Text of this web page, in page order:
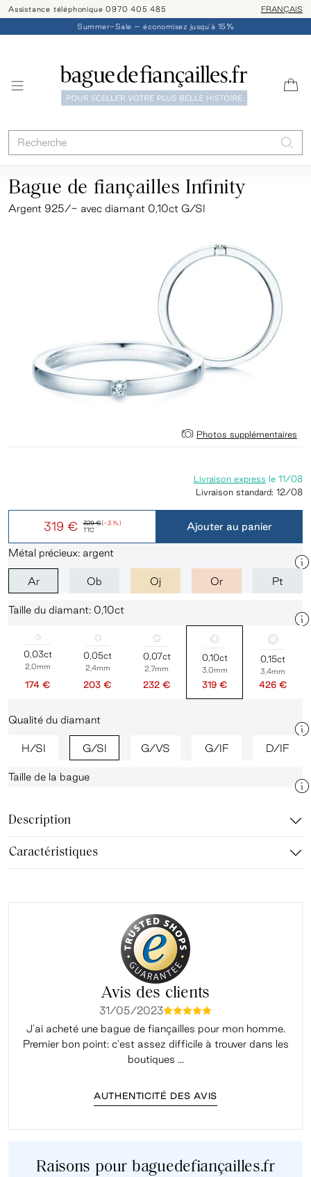
Assistance téléphonique 0970 405 485 Livraison/
FRANÇAIS
Summer-Sale – économisez jusqu'à 15%
Bague de fiançailles Infinity
Argent 925/- avec diamant 0,10ct G/SI
Photos supplémentaires
329 €(-3 %)
319 € TTC
Livraison express le 11/08
Livraison standard: 12/08
Ajouter au panier
Métal précieux: argent
Ar Ob Oj Or Pt
Taille du diamant: 0,10ct
0,03ct
2,0mm
174 €
0,05ct
2,4mm
203 €
0,07ct
2,7mm
232 €
0,10ct
3,0mm
319 €
0,15ct
3,4mm
426 €
Qualité du diamant
H/SI G/SI G/VS G/IF D/IF
Taille de la bague
Description
Caractéristiques
Avis des clients
31/05/2023mmmmm
J'ai acheté une bague de fiançailles pour mon homme.
Premier bon point: c'est assez difficile à trouver dans les
boutiques ...
AUTHENTICITÉ DES AVIS
Raisons pour baguedefiançailles.fr